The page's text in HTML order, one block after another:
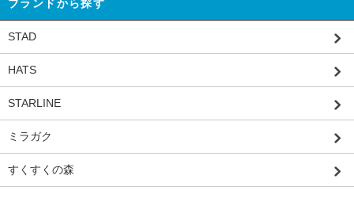
ブランドから探す
STAD
HATS
STARLINE
ミラガク
すくすくの森